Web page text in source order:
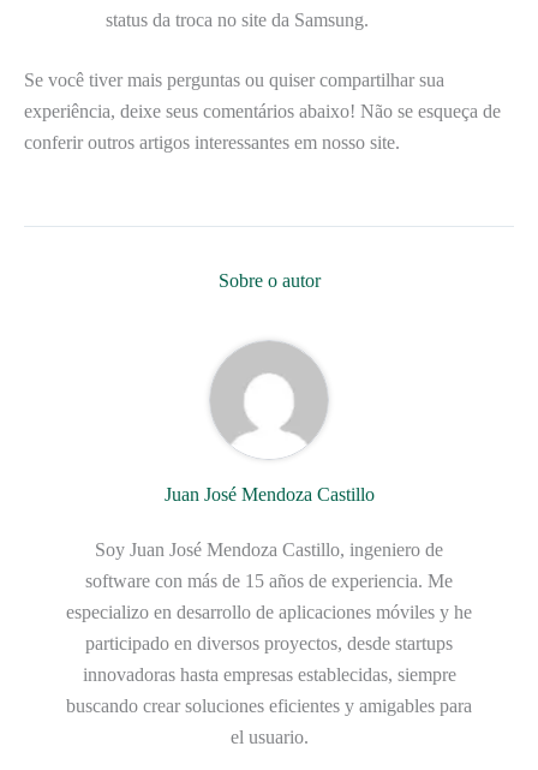
status da troca no site da Samsung.
Se você tiver mais perguntas ou quiser compartilhar sua
experiência, deixe seus comentários abaixo! Não se esqueça de
conferir outros artigos interessantes em nosso site.
Sobre o autor
Juan José Mendoza Castillo
Soy Juan José Mendoza Castillo, ingeniero de
software con más de 15 años de experiencia. Me
especializo en desarrollo de aplicaciones móviles y he
participado en diversos proyectos, desde startups
innovadoras hasta empresas establecidas, siempre
buscando crear soluciones eficientes y amigables para
el usuario.